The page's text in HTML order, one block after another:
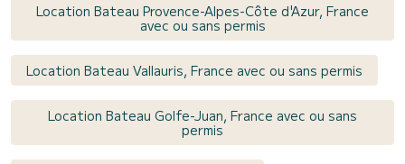
Location Bateau Provence-Alpes-Côte d'Azur, France
avec ou sans permis
Location Bateau Vallauris, France avec ou sans permis
Location Bateau Golfe-Juan, France avec ou sans
permis